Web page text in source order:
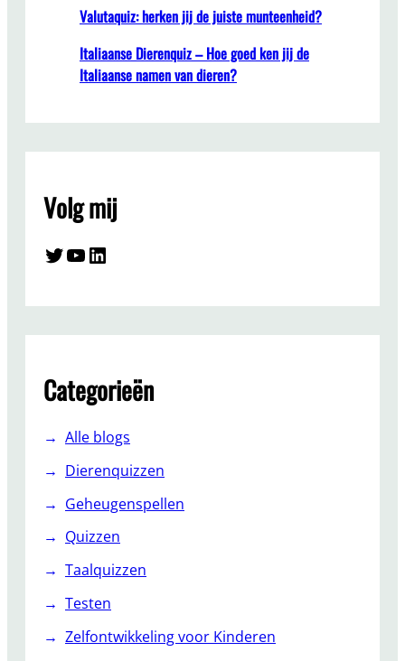
Valutaquiz: herken jij de juiste munteenheid?
Italiaanse Dierenquiz – Hoe goed ken jij de
Italiaanse namen van dieren?
Volg mij
Twitter YouTube LinkedIn
Categorieën
Alle blogs
Dierenquizzen
Geheugenspellen
Quizzen
Taalquizzen
Testen
Zelfontwikkeling voor Kinderen